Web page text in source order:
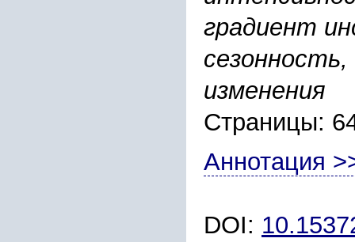
градиент
изменения
Страницы:
Аннотация
DOI: